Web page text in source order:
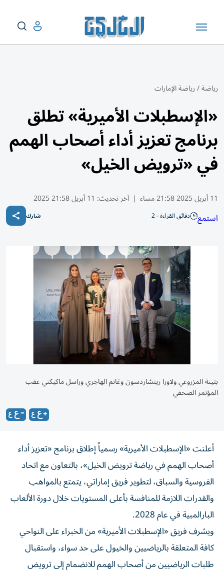
رياضة/رياضة الإمارات
«الإسطبلات الأميرية» تطلق
برنامج تعزيز أداء أصحاب الهمم
في «ترويض الخيل»
11 أبريل 2025 21:58 مساء | آخر تحديث: 11 أبريل 21:58 2025
استمع دقائق القراءة - 2 شارك
بثينة المزروعي ولاورا ريتشاردسون وغانم الهاجري وراسل ماكيكني عقب
المؤتمر الصحفي
أعلنت «الإسطبلات الأميرية» رسمياً إطلاق برنامج «تعزيز أداء
أصحاب الهمم في رياضة ترويض الخيل»، بالتعاون مع اتحاد
الفروسية والسباق، لتطوير فريق إماراتي، يتمتع بالمواهب
والقدرات اللازمة للمنافسة بأعلى المستويات خلال دورة الألعاب
البارالمبية في عام 2028.
ويشرف فريق «الإسطبلات الأميرية» من الخبراء على النواحي
كافة المتعلقة بالرياضيين والخيول على حد سواء، واستقبال
طلبات الرياضيين من أصحاب الهمم للانضمام إلى ترويض